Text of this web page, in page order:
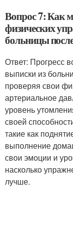
Вопрос 7: Как
физических
больницы
Ответ: Прогресс
выписки из
проверяя свои
артериальное
уровень
своей
такие как
выполнение
свои эмоции и
насколько
лучше.